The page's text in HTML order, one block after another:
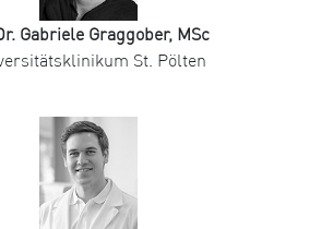
Gabriele Graggober, MSc
St. Pölten